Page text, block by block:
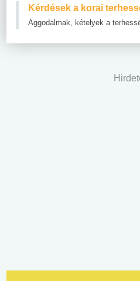
Kérdések a korai
Aggodalmak, kételyek a